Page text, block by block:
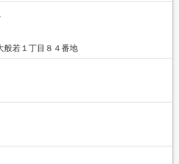
般若１丁目８４番地